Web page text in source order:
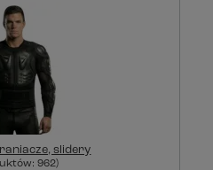
slidery
962)